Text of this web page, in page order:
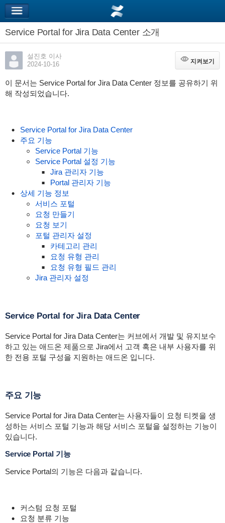
Service Portal for Jira Data Center 소개
설진호 이사
2024-10-16
지켜보기
지켜보기
이 문서는 Service Portal for Jira Data Center 정보를 공유하기 위
해 작성되었습니다.
Service Portal for Jira Data Center
주요 기능
Service Portal 기능
Service Portal 설정 기능
Jira 관리자 기능
Portal 관리자 기능
상세 기능 정보
서비스 포털
요청 만들기
요청 보기
포털 관리자 설정
카테고리 관리
요청 유형 관리
요청 유형 필드 관리
Jira 관리자 설정
Service Portal for Jira Data Center
Service Portal for Jira Data Center는 커브에서 개발 및 유지보수
하고 있는 애드온 제품으로 Jira에서 고객 혹은 내부 사용자를 위
한 전용 포털 구성을 지원하는 애드온 입니다.
주요 기능
Service Portal for Jira Data Center는 사용자들이 요청 티켓을 생
성하는 서비스 포털 기능과 해당 서비스 포털을 설정하는 기능이
있습니다.
Service Portal 기능
Service Portal의 기능은 다음과 같습니다.
커스텀 요청 포털
요청 분류 기능